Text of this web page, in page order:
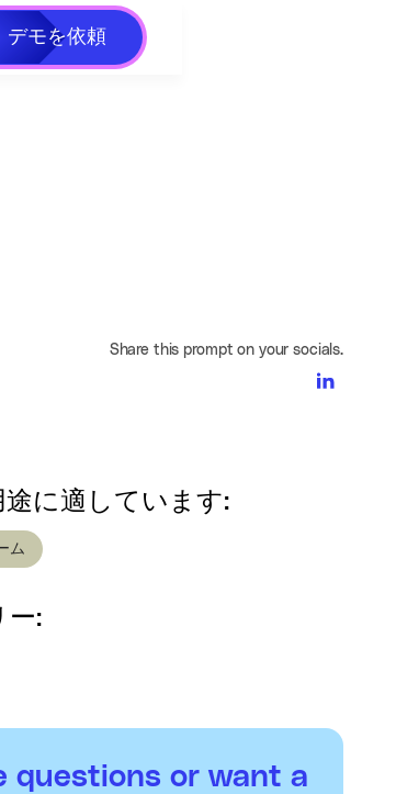
デモを依頼
Share this prompt on your socials.
途に適しています:
ム
ー:
questions or want a